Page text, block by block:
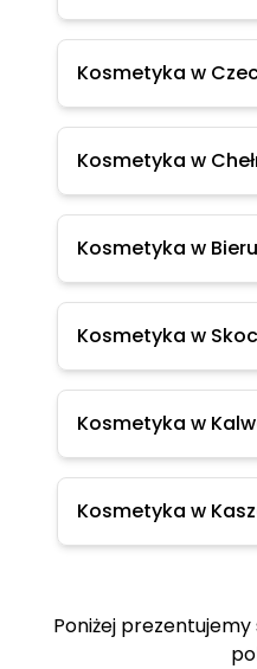
Kosmetyka w
Kosmetyka w
Kosmetyka w
Kosmetyka w
Kosmetyka w
Kosmetyka w
Poniżej